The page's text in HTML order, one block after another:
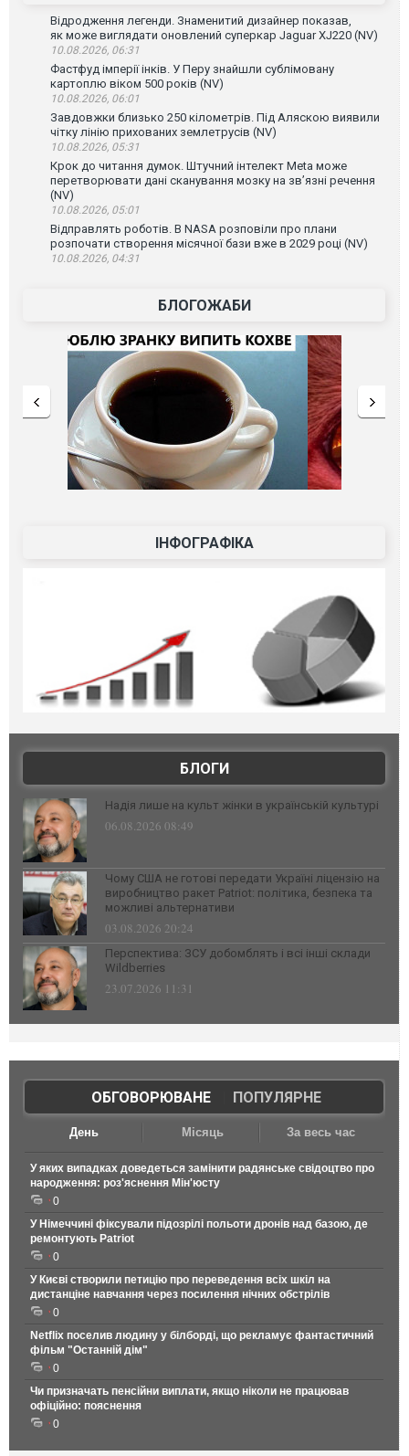
Відродження легенди. Знаменитий дизайнер показав,
як може виглядати оновлений суперкар Jaguar XJ220 (NV)
10.08.2026, 06:31
Фастфуд імперії інків. У Перу знайшли сублімовану
картоплю віком 500 років (NV)
10.08.2026, 06:01
Завдовжки близько 250 кілометрів. Під Аляскою виявили
чітку лінію прихованих землетрусів (NV)
10.08.2026, 05:31
Крок до читання думок. Штучний інтелект Meta може
перетворювати дані сканування мозку на зв’язні речення
(NV)
10.08.2026, 05:01
Відправлять роботів. В NASA розповіли про плани
розпочати створення місячної бази вже в 2029 році (NV)
10.08.2026, 04:31
БЛОГОЖАБИ
ІНФОГРАФІКА
БЛОГИ
Надія лише на культ жінки в українській культурі
06.08.2026 08:49
Чому США не готові передати Україні ліцензію на
виробництво ракет Patriot: політика, безпека та
можливі альтернативи
03.08.2026 20:24
Перспектива: ЗСУ добомблять і всі інші склади
Wildberries
23.07.2026 11:31
ОБГОВОРЮВАНЕ| ПОПУЛЯРНЕ
День Місяць За весь час
У яких випадках доведеться замінити радянське свідоцтво про
народження: роз'яснення Мін'юсту
0
У Німеччині фіксували підозрілі польоти дронів над базою, де
ремонтують Patriot
0
У Києві створили петицію про переведення всіх шкіл на
дистанціне навчання через посилення нічних обстрілів
0
Netflix поселив людину у білборді, що рекламує фантастичний
фільм "Останній дім"
0
Чи призначать пенсійни виплати, якщо ніколи не працював
офіційно: пояснення
0